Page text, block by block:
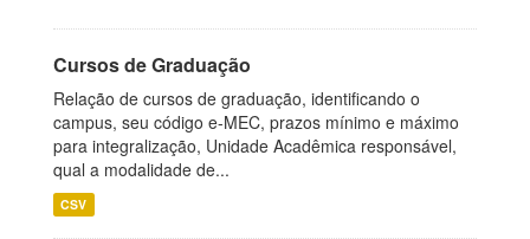
Cursos de Graduação
Relação de cursos de graduação, identificando o
campus, seu código e-MEC, prazos mínimo e máximo
para integralização, Unidade Acadêmica responsável,
qual a modalidade de...
CSV